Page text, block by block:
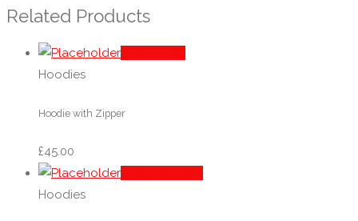
Related Products
Hoodies
Hoodie with Zipper
£45.00
Hoodies